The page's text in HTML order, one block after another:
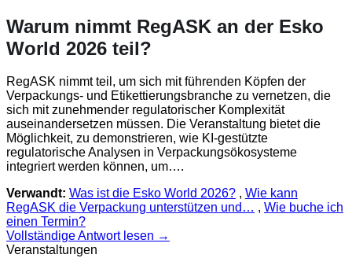
Warum nimmt RegASK an der Esko
World 2026 teil?
RegASK nimmt teil, um sich mit führenden Köpfen der
Verpackungs- und Etikettierungsbranche zu vernetzen, die
sich mit zunehmender regulatorischer Komplexität
auseinandersetzen müssen. Die Veranstaltung bietet die
Möglichkeit, zu demonstrieren, wie KI-gestützte
regulatorische Analysen in Verpackungsökosysteme
integriert werden können, um….
Verwandt: Was ist die Esko World 2026? , Wie kann
RegASK die Verpackung unterstützen und… , Wie buche ich
einen Termin?
Vollständige Antwort lesen →
Veranstaltungen